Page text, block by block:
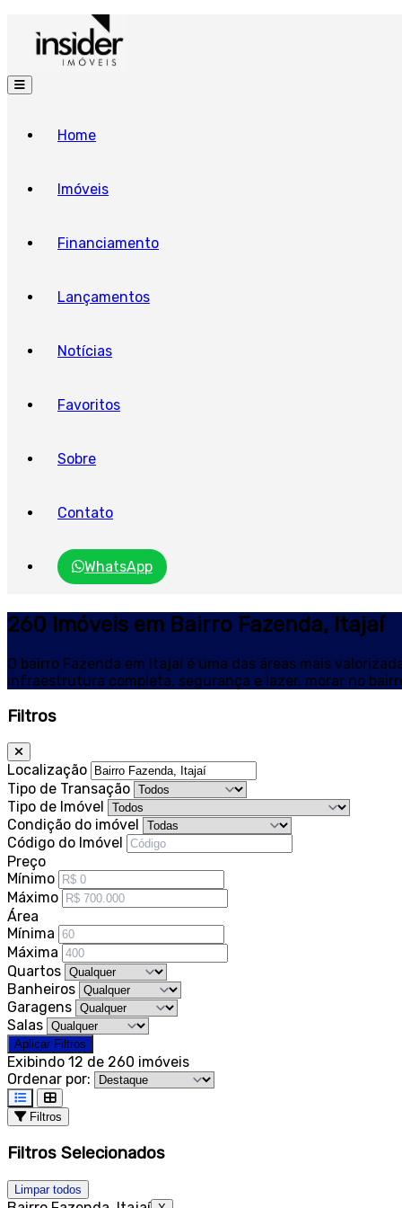
Home
Imóveis
Financiamento
Lançamentos
Notícias
Favoritos
Sobre
Contato
WhatsApp
260 Imóveis em Bairro Fazenda, Itajaí
O bairro Fazenda em Itajaí é uma das áreas mais
infraestrutura completa, segurança e lazer, morar no
Filtros
Localização
Tipo de Transação
Tipo de Imóvel
Condição do imóvel
Código do Imóvel
Preço
Mínimo
Máximo
Área
Mínima
Máxima
Quartos
Banheiros
Garagens
Salas
Aplicar Filtros
Exibindo 12 de 260 imóveis
Ordenar por:
Filtros
Filtros Selecionados
Limpar todos